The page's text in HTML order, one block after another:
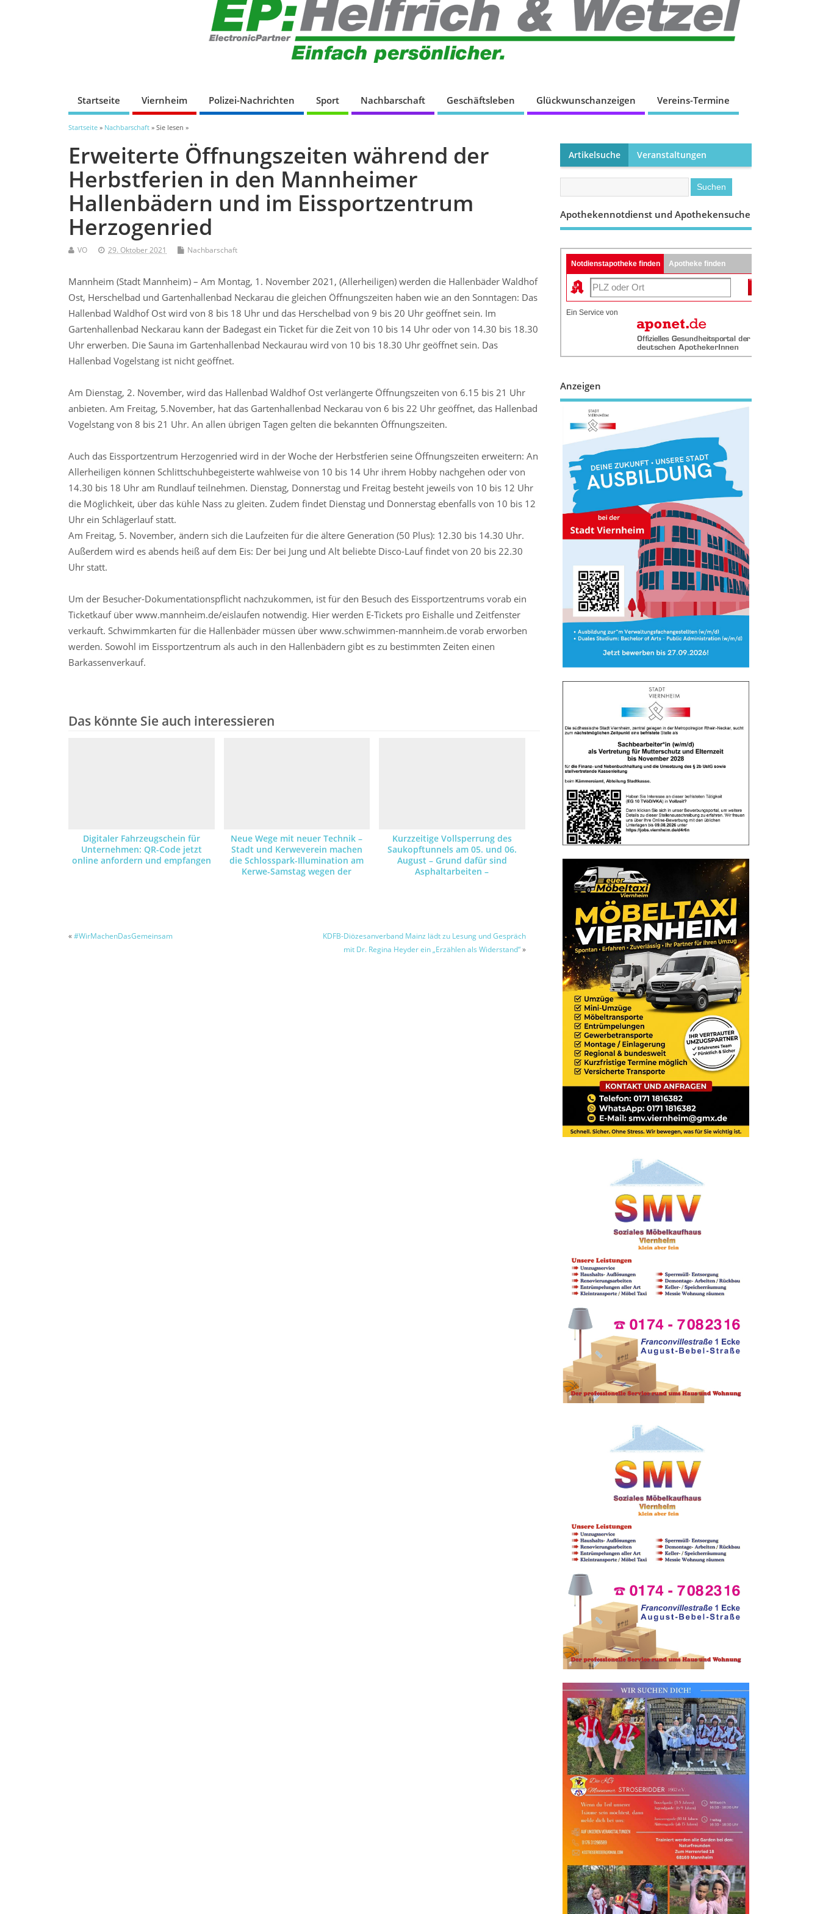
Startseite Viernheim Polizei-Nachrichten Sport Nachbarschaft Geschäftsleben Glückwunschanzeigen Vereins-Termine
Startseite » Nachbarschaft » Sie lesen »
Erweiterte Öffnungszeiten während der
Herbstferien in den Mannheimer
Hallenbädern und im Eissportzentrum
Herzogenried
VO 29. Oktober 2021 Nachbarschaft
Mannheim (Stadt Mannheim) – Am Montag, 1. November 2021, (Allerheiligen) werden die Hallenbäder Waldhof
Ost, Herschelbad und Gartenhallenbad Neckarau die gleichen Öffnungszeiten haben wie an den Sonntagen: Das
Hallenbad Waldhof Ost wird von 8 bis 18 Uhr und das Herschelbad von 9 bis 20 Uhr geöffnet sein. Im
Gartenhallenbad Neckarau kann der Badegast ein Ticket für die Zeit von 10 bis 14 Uhr oder von 14.30 bis 18.30
Uhr erwerben. Die Sauna im Gartenhallenbad Neckaurau wird von 10 bis 18.30 Uhr geöffnet sein. Das
Hallenbad Vogelstang ist nicht geöffnet.
Am Dienstag, 2. November, wird das Hallenbad Waldhof Ost verlängerte Öffnungszeiten von 6.15 bis 21 Uhr
anbieten. Am Freitag, 5.November, hat das Gartenhallenbad Neckarau von 6 bis 22 Uhr geöffnet, das Hallenbad
Vogelstang von 8 bis 21 Uhr. An allen übrigen Tagen gelten die bekannten Öffnungszeiten.
Auch das Eissportzentrum Herzogenried wird in der Woche der Herbstferien seine Öffnungszeiten erweitern: An
Allerheiligen können Schlittschuhbegeisterte wahlweise von 10 bis 14 Uhr ihrem Hobby nachgehen oder von
14.30 bis 18 Uhr am Rundlauf teilnehmen. Dienstag, Donnerstag und Freitag besteht jeweils von 10 bis 12 Uhr
die Möglichkeit, über das kühle Nass zu gleiten. Zudem findet Dienstag und Donnerstag ebenfalls von 10 bis 12
Uhr ein Schlägerlauf statt.
Am Freitag, 5. November, ändern sich die Laufzeiten für die ältere Generation (50 Plus): 12.30 bis 14.30 Uhr.
Außerdem wird es abends heiß auf dem Eis: Der bei Jung und Alt beliebte Disco-Lauf findet von 20 bis 22.30
Uhr statt.
Um der Besucher-Dokumentationspflicht nachzukommen, ist für den Besuch des Eissportzentrums vorab ein
Ticketkauf über www.mannheim.de/eislaufen notwendig. Hier werden E-Tickets pro Eishalle und Zeitfenster
verkauft. Schwimmkarten für die Hallenbäder müssen über www.schwimmen-mannheim.de vorab erworben
werden. Sowohl im Eissportzentrum als auch in den Hallenbädern gibt es zu bestimmten Zeiten einen
Barkassenverkauf.
Das könnte Sie auch interessieren
Digitaler Fahrzeugschein für
Unternehmen: QR-Code jetzt
online anfordern und empfangen
Neue Wege mit neuer Technik –
Stadt und Kerweverein machen
die Schlosspark-Illumination am
Kerwe-Samstag wegen der
Kurzzeitige Vollsperrung des
Saukopftunnels am 05. und 06.
August – Grund dafür sind
Asphaltarbeiten –
«#WirMachenDasGemeinsam
KDFB-Diözesanverband Mainz lädt zu Lesung und Gespräch
mit Dr. Regina Heyder ein „Erzählen als Widerstand“»
Artikelsuche Veranstaltungen
Apothekennotdienst und Apothekensuche
Notdienstapotheke finden Apotheke finden
Ein Service von
Anzeigen